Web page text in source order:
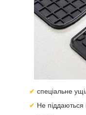
спеціальне
Не піддаються